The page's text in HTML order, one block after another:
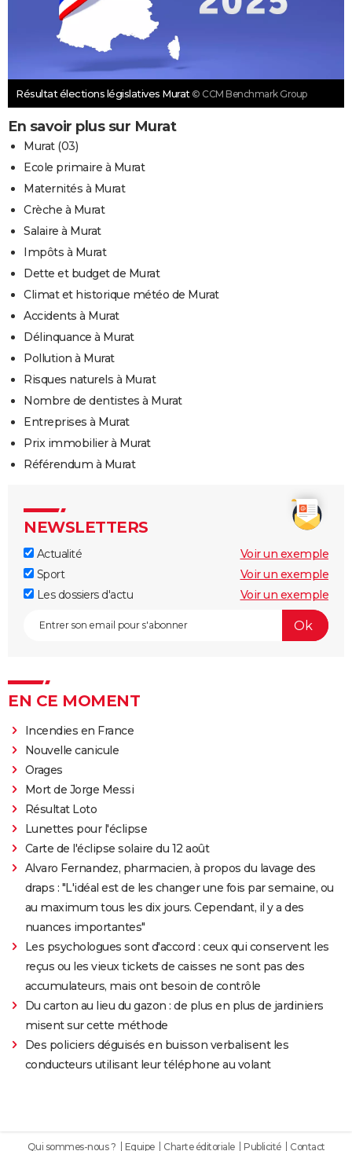
Résultat élections législatives Murat © CCM Benchmark Group
En savoir plus sur Murat
Murat (03)
Ecole primaire à Murat
Maternités à Murat
Crèche à Murat
Salaire à Murat
Impôts à Murat
Dette et budget de Murat
Climat et historique météo de Murat
Accidents à Murat
Délinquance à Murat
Pollution à Murat
Risques naturels à Murat
Nombre de dentistes à Murat
Entreprises à Murat
Prix immobilier à Murat
Référendum à Murat
NEWSLETTERS
Actualité
Voir un exemple
Sport
Voir un exemple
Les dossiers d'actu
Voir un exemple
EN CE MOMENT
Incendies en France
Nouvelle canicule
Orages
Mort de Jorge Messi
Résultat Loto
Lunettes pour l'éclipse
Carte de l'éclipse solaire du 12 août
Alvaro Fernandez, pharmacien, à propos du lavage des
draps : "L'idéal est de les changer une fois par semaine, ou
au maximum tous les dix jours. Cependant, il y a des
nuances importantes"
Les psychologues sont d'accord : ceux qui conservent les
reçus ou les vieux tickets de caisses ne sont pas des
accumulateurs, mais ont besoin de contrôle
Du carton au lieu du gazon : de plus en plus de jardiniers
misent sur cette méthode
Des policiers déguisés en buisson verbalisent les
conducteurs utilisant leur téléphone au volant
Qui sommes-nous ? Equipe Charte éditoriale Publicité Contact